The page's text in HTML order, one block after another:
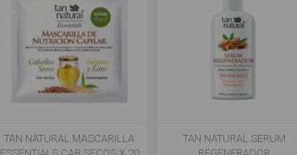
TAN NATURAL MASCARILLA
TAN NATURAL SERUM